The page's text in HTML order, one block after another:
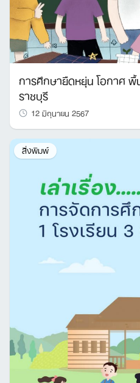
การศึกษายืดหยุ่น โอกาศ พื้
ราชบุรี
12 มิถุนายน 2567
สิ่งพิมพ์